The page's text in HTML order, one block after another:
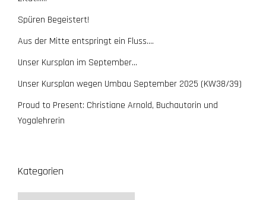
Spüren Begeistert!
Aus der Mitte entspringt ein Fluss….
Unser Kursplan im September…
Unser Kursplan wegen Umbau September 2025 (KW38/39)
Proud to Present: Christiane Arnold, Buchautorin und
Yogalehrerin
Kategorien